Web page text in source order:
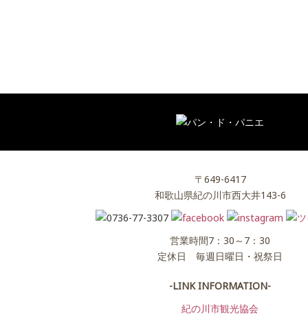
〒649-6417
和歌山県紀の川市西大井143-6
営業時間7：30～7：30
定休日 毎週日曜日・祝祭日
-LINK INFORMATION-
紀の川市観光協会